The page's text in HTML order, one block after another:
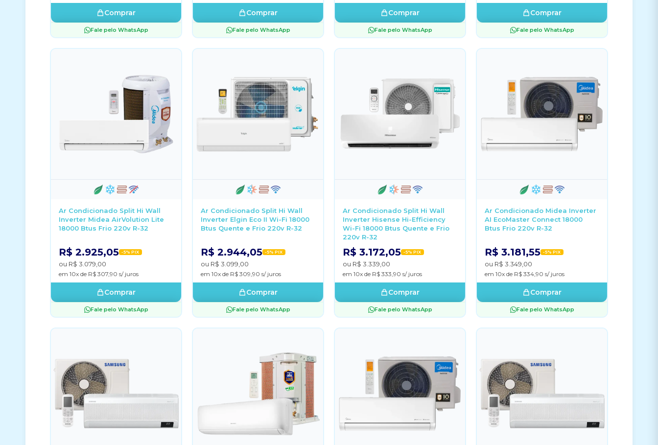
Comprar
Fale pelo WhatsApp
Comprar
Fale pelo WhatsApp
Comprar
Fale pelo WhatsApp
Comprar
Fale pelo WhatsApp
Ar Condicionado Split Hi Wall
Inverter Midea AirVolution Lite
18000 Btus Frio 220v R-32
R$ 2.925,05 -5% PIX
ou R$ 3.079,00
em 10x de R$ 307,90 s/ juros
Comprar
Fale pelo WhatsApp
Ar Condicionado Split Hi Wall
Inverter Elgin Eco II Wi-Fi 18000
Btus Quente e Frio 220v R-32
R$ 2.944,05 -5% PIX
ou R$ 3.099,00
em 10x de R$ 309,90 s/ juros
Comprar
Fale pelo WhatsApp
Ar Condicionado Split Hi Wall
Inverter Hisense Hi-Efficiency
Wi-Fi 18000 Btus Quente e Frio
220v R-32
R$ 3.172,05 -5% PIX
ou R$ 3.339,00
em 10x de R$ 333,90 s/ juros
Comprar
Fale pelo WhatsApp
Ar Condicionado Midea Inverter
AI EcoMaster Connect 18000
Btus Frio 220v R-32
R$ 3.181,55 -5% PIX
ou R$ 3.349,00
em 10x de R$ 334,90 s/ juros
Comprar
Fale pelo WhatsApp